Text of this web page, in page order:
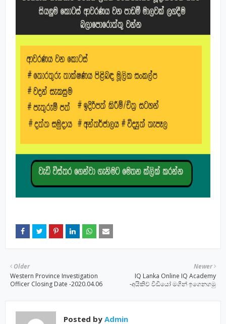
Newer
IQ Lanka Online IQ Academy
-අයිකිව් විඩියෝ මගින් ඉගෙනගමු
Older
Western Province Investigation
Officer Closing Date -2020.04.06
Posted by Admin